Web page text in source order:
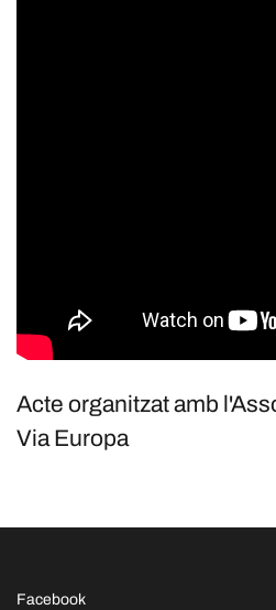
Acte organitzat amb
Via Europa
Facebook